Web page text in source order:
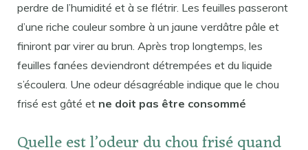
perdre de l’humidité et à se flétrir. Les feuilles passeront
d’une riche couleur sombre à un jaune verdâtre pâle et
finiront par virer au brun. Après trop longtemps, les
feuilles fanées deviendront détrempées et du liquide
s’écoulera. Une odeur désagréable indique que le chou
frisé est gâté et ne doit pas être consommé
Quelle est l’odeur du chou frisé quand